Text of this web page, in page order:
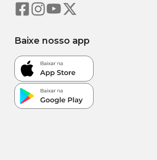
Baixe nosso app